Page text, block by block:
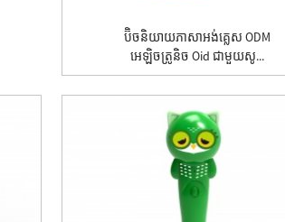
ប៊ិចនិយាយភាសាអង់គ្លេស ODM
អេឡិចត្រូនិច Oid ជាមួយសូ...